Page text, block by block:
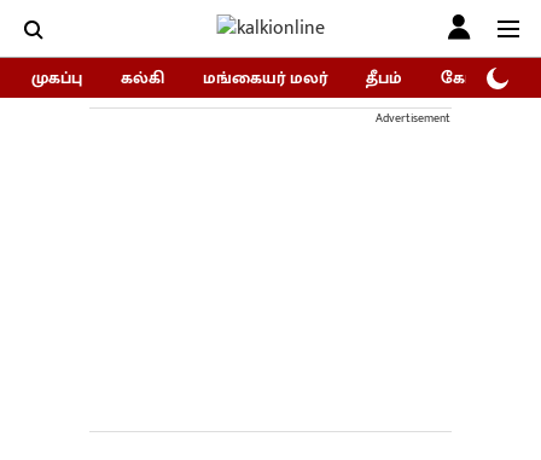
முகப்பு கல்கி மங்கையர் மலர் தீபம் கோகுலம்/
Advertisement